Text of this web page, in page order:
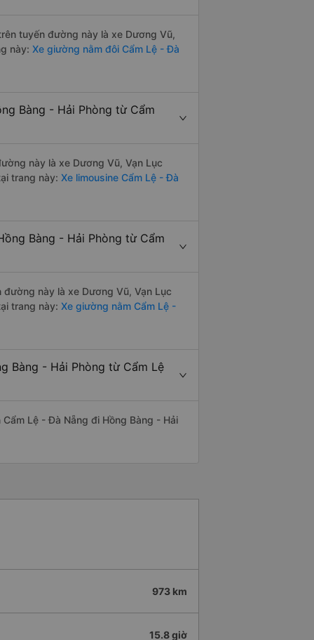
tuyến đường này là xe Dương Vũ,
này: Xe giường nằm đôi Cẩm Lệ - Đà
Bàng - Hải Phòng từ Cẩm
này là xe Dương Vũ, Vạn Lục
trang này: Xe limousine Cẩm Lệ - Đà
Bàng - Hải Phòng từ Cẩm
này là xe Dương Vũ, Vạn Lục
trang này: Xe giường nằm Cẩm Lệ -
Bàng - Hải Phòng từ Cẩm Lệ
Lệ - Đà Nẵng đi Hồng Bàng - Hải
973 km
15.8 giờ